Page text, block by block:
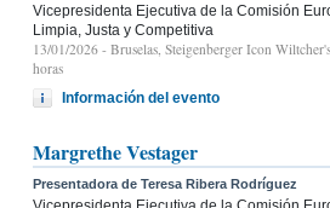
Vicepresidenta Ejecutiva de la Comisión
Limpia, Justa y Competitiva
13/01/2026 - Bruselas, Steigenberger Icon
horas
Información del evento
Margrethe Vestager
Presentadora de Teresa Ribera Rodríguez